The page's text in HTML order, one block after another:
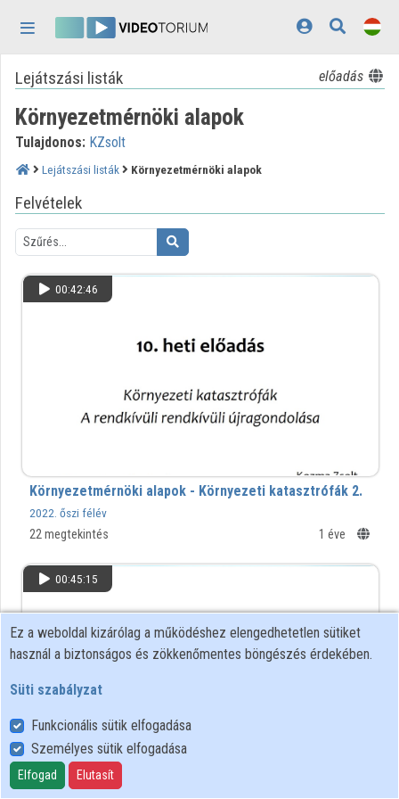
Kezdőlap
Bejelentkezés
Felfedezés
Lejátszási listák
Közreműködők
világos
Lejátszási listák előadás
Környezetmérnöki alapok
Tulajdonos: KZsolt
Lejátszási listák Környezetmérnöki alapok
Felvételek
00:42:46
Környezetmérnöki alapok - Környezeti katasztrófák 2.
2022. őszi félév
22 megtekintés 1 éve
00:45:15
Környezetmérnöki alapok - Környezeti katasztrófák 1.
Ez a weboldal kizárólag a működéshez elengedhetetlen sütiket
használ a biztonságos és zökkenőmentes böngészés érdekében.
Süti szabályzat
Funkcionális sütik elfogadása
Személyes sütik elfogadása
Elfogad Elutasít